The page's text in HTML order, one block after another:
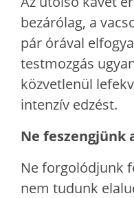
bezárólag, a
pár órával
testmozgás
közvetlenül
intenzív edzést.
Ne feszengjünk
Ne forgolódjunk
nem tudunk